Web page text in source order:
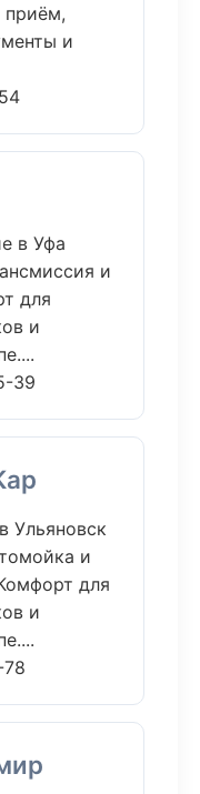
приём,
и
в Уфа
и
для
и
39
Ульяновск
и
для
и